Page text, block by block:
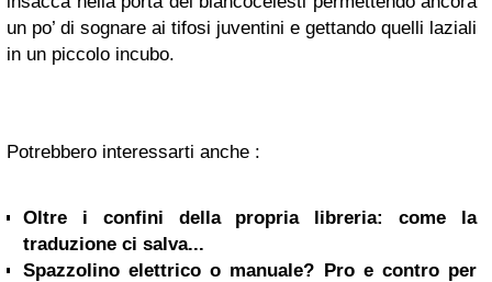
un po’ di sognare ai tifosi juventini e gettando quelli laziali
in un piccolo incubo.
Potrebbero interessarti anche :
Oltre i confini della propria libreria: come la
traduzione ci salva...
Spazzolino elettrico o manuale? Pro e contro per